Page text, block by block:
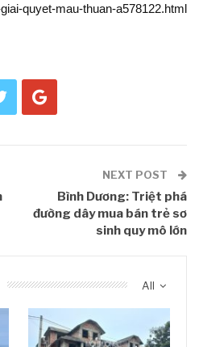
quyet-mau-thuan-a578122.html
NEXT POST
Bình Dương: Triệt phá
đường dây mua bán trẻ sơ
sinh quy mô lớn
All